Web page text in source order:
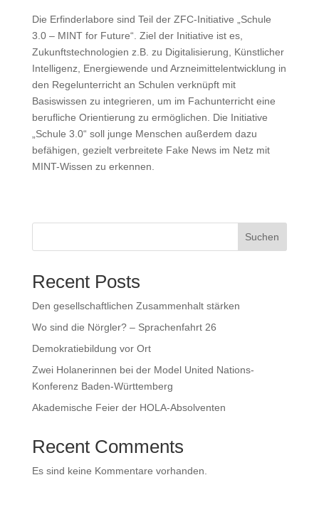
Die Erfinderlabore sind Teil der ZFC-Initiative „Schule
3.0 – MINT for Future“. Ziel der Initiative ist es,
Zukunftstechnologien z.B. zu Digitalisierung, Künstlicher
Intelligenz, Energiewende und Arzneimittelentwicklung in
den Regelunterricht an Schulen verknüpft mit
Basiswissen zu integrieren, um im Fachunterricht eine
berufliche Orientierung zu ermöglichen. Die Initiative
„Schule 3.0“ soll junge Menschen außerdem dazu
befähigen, gezielt verbreitete Fake News im Netz mit
MINT-Wissen zu erkennen.
Suchen
Recent Posts
Den gesellschaftlichen Zusammenhalt stärken
Wo sind die Nörgler? – Sprachenfahrt 26
Demokratiebildung vor Ort
Zwei Holanerinnen bei der Model United Nations-
Konferenz Baden-Württemberg
Akademische Feier der HOLA-Absolventen
Recent Comments
Es sind keine Kommentare vorhanden.